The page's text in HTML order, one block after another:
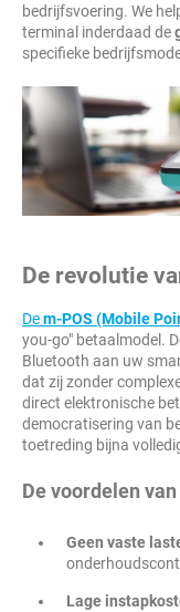
bedrijfsvoering. We
terminal inderdaad de
specifieke
De revolutie
Dem-POS (Mobile
you-go" betaalmodel.
Bluetooth aan uw
dat zij zonder
direct elektronische
democratisering van
toetreding bijna
De voordelen
Geen vaste
Lage